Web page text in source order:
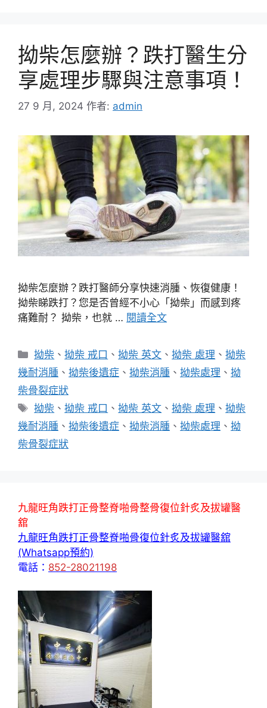
拗柴怎麼辦？跌打醫生分
享處理步驟與注意事項！
27 9 月, 2024 作者: admin
拗柴怎麼辦？跌打醫師分享快速消腫、恢復健康！
拗柴睇跌打？您是否曾經不小心「拗柴」而感到疼
痛難耐？ 拗柴，也就 … 閱讀全文
分
類
拗柴 、拗柴 戒口 、拗柴 英文 、拗柴 處理 、拗柴
幾耐消腫 、 拗柴後遺症 、 拗柴消腫 、 拗柴處理 、 拗
柴骨裂症狀
標
籤
拗柴 、拗柴 戒口 、拗柴 英文 、拗柴 處理 、拗柴
幾耐消腫 、 拗柴後遺症 、 拗柴消腫 、 拗柴處理 、 拗
柴骨裂症狀
九龍旺角跌打正骨整脊啪骨整骨復位針炙及拔罐醫
舘
九龍旺角跌打正骨整脊啪骨復位針炙及拔罐醫舘
(Whatsapp預約)
電話： 852-28021198